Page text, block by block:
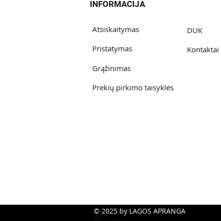
INFORMACIJA
Atsiskaitymas
Pristatymas
Grąžinimas
Prekių pirkimo taisyklės
DUK
Kontaktai
© 2025 by LAGOS APRANGA